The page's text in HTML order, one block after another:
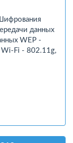
данных
WEP -
Wi-Fi - 802.11g,